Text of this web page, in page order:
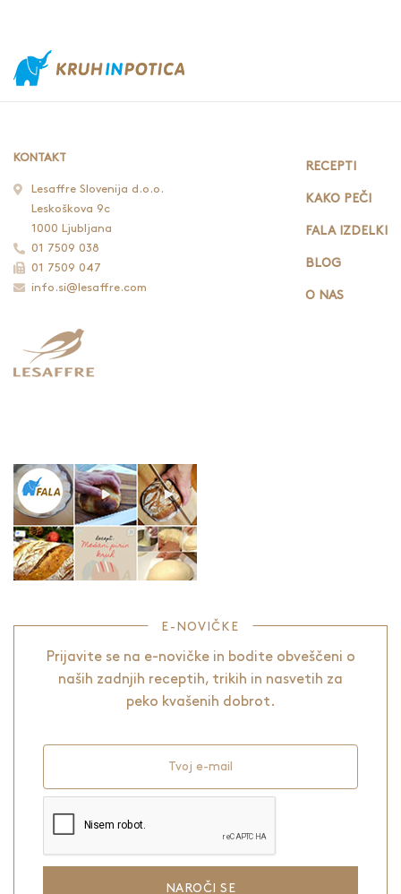
KONTAKT
Lesaffre Slovenija d.o.o.
Leskoškova 9c
1000 Ljubljana
01 7509 038
01 7509 047
info.si@lesaffre.com
RECEPTI
KAKO PEČI
FALA IZDELKI
BLOG
O NAS
E-NOVIČKE
Prijavite se na e-novičke in bodite obveščeni o
naših zadnjih receptih, trikih in nasvetih za
peko kvašenih dobrot.
Tvoj e-mail
NAROČI SE